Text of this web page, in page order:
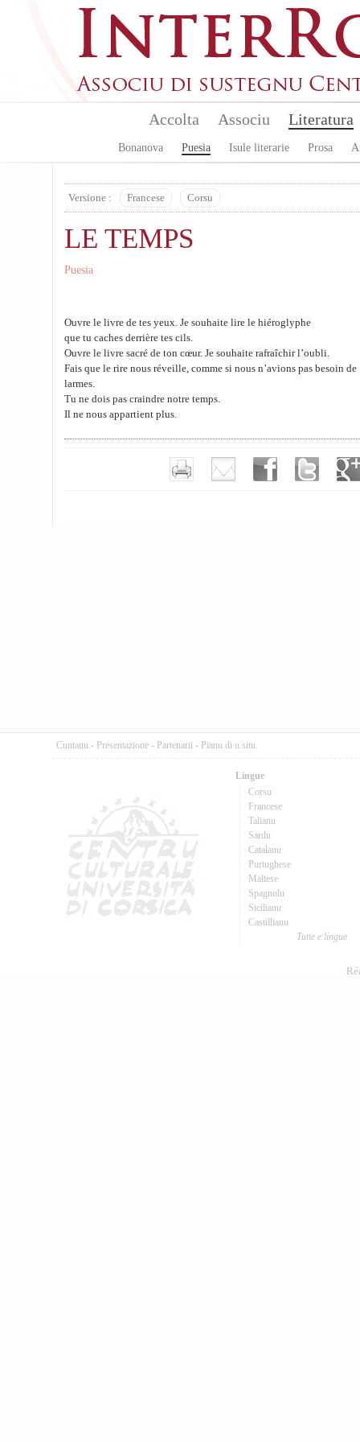
Accolta Associu Literatura
Bonanova Puesia Isule literarie Prosa
Versione : Francese Corsu
LE TEMPS
Puesia
Ouvre le livre de tes yeux. Je souhaite lire le hiéroglyphe
que tu caches derrière tes cils.
Ouvre le livre sacré de ton cœur. Je souhaite rafraîchir l’oubli.
Fais que le rire nous réveille, comme si nous n’avions pas besoin de
larmes.
Tu ne dois pas craindre notre temps.
Il ne nous appartient plus.
Cuntattu - Presentazione - Partenarii - Pianu di u situ
Lingue
Corsu
Francese
Talianu
Sardu
Catalanu
Purtughese
Maltese
Spagnolu
Sicilianu
Castillianu
Tutte e lingue